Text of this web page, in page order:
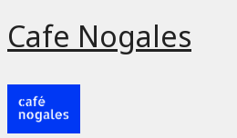
Cafe Nogales